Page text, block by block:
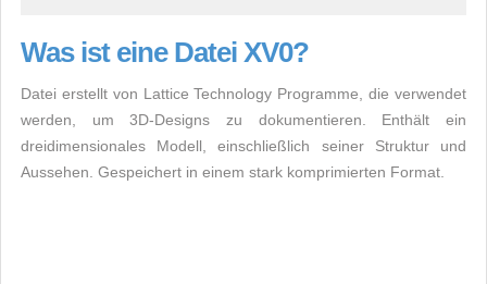
Was ist eine Datei XV0?
Datei erstellt von Lattice Technology Programme, die verwendet
werden, um 3D-Designs zu dokumentieren. Enthält ein
dreidimensionales Modell, einschließlich seiner Struktur und
Aussehen. Gespeichert in einem stark komprimierten Format.